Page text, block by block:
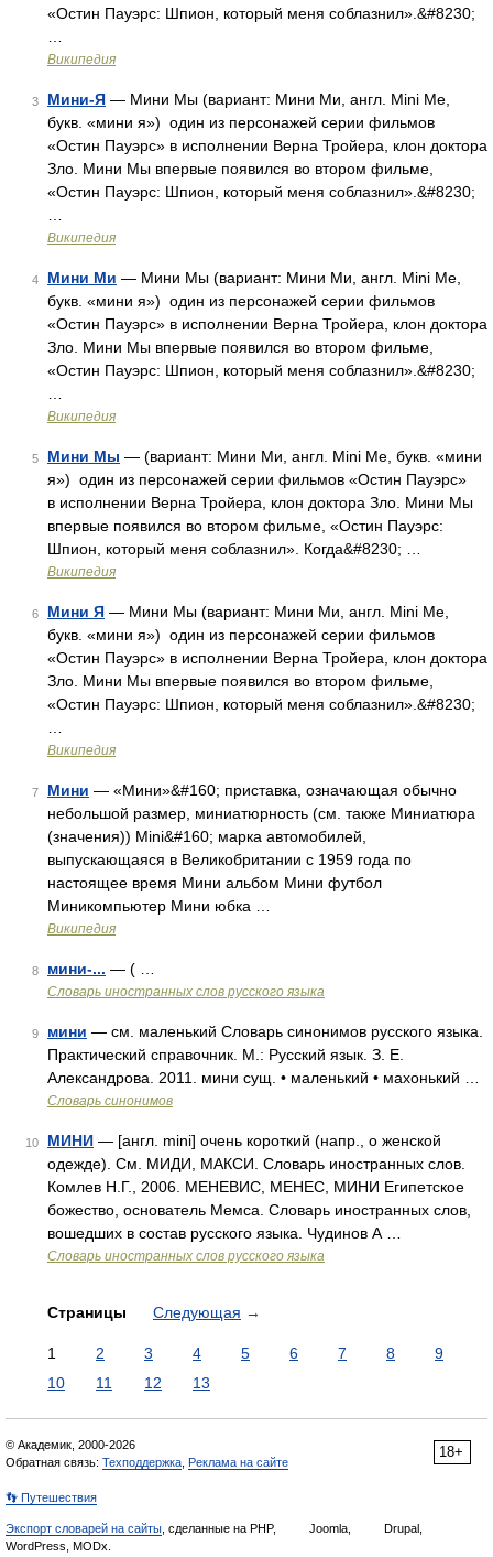
«Остин Пауэрс: Шпион, который меня соблазнил».&#8230;
Википедия
3 Мини-Я — Мини Мы (вариант: Мини Ми, англ. Mini Me,
букв. «мини я») один из персонажей серии фильмов
«Остин Пауэрс» в исполнении Верна Тройера, клон доктора
Зло. Мини Мы впервые появился во втором фильме,
«Остин Пауэрс: Шпион, который меня соблазнил».&#8230;
Википедия
4 Мини Ми — Мини Мы (вариант: Мини Ми, англ. Mini Me,
букв. «мини я») один из персонажей серии фильмов
«Остин Пауэрс» в исполнении Верна Тройера, клон доктора
Зло. Мини Мы впервые появился во втором фильме,
«Остин Пауэрс: Шпион, который меня соблазнил».&#8230;
Википедия
5 Мини Мы — (вариант: Мини Ми, англ. Mini Me, букв. «мини
я») один из персонажей серии фильмов «Остин Пауэрс»
в исполнении Верна Тройера, клон доктора Зло. Мини Мы
впервые появился во втором фильме, «Остин Пауэрс:
Шпион, который меня соблазнил». Когда&#8230; …
Википедия
6 Мини Я — Мини Мы (вариант: Мини Ми, англ. Mini Me,
букв. «мини я») один из персонажей серии фильмов
«Остин Пауэрс» в исполнении Верна Тройера, клон доктора
Зло. Мини Мы впервые появился во втором фильме,
«Остин Пауэрс: Шпион, который меня соблазнил».&#8230;
Википедия
7 Мини — «Мини»&#160; приставка, означающая обычно
небольшой размер, миниатюрность (см. также Миниатюра
(значения)) Mini&#160; марка автомобилей,
выпускающаяся в Великобритании с 1959 года по
настоящее время Мини альбом Мини футбол
Миникомпьютер Мини юбка …
Википедия
8 мини-... — ( …
Словарь иностранных слов русского языка
9 мини — см. маленький Словарь синонимов русского языка.
Практический справочник. М.: Русский язык. З. Е.
Александрова. 2011. мини сущ. • маленький • махонький …
Словарь синонимов
10 МИНИ — [англ. mini] очень короткий (напр., о женской
одежде). См. МИДИ, МАКСИ. Словарь иностранных слов.
Комлев Н.Г., 2006. МЕНЕВИС, МЕНЕС, МИНИ Египетское
божество, основатель Мемса. Словарь иностранных слов,
вошедших в состав русского языка. Чудинов А …
Словарь иностранных слов русского языка
Страницы Следующая →
1 2 3 4 5 6 7 8
9
10
11 12 13
18+
© Академик, 2000-2026
Обратная связь: Техподдержка Реклама на сайте
👣 Путешествия
Экспорт словарей на сайты , сделанные на PHP, Joomla,
Drupal,
WordPress, MODx.